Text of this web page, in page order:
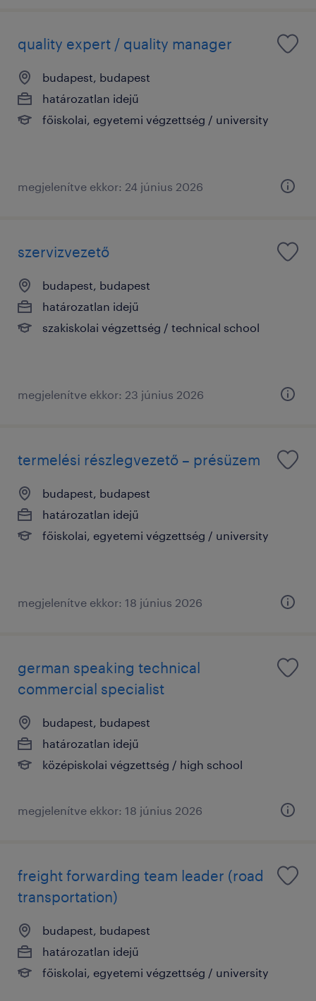
quality expert / quality manager
budapest, budapest
határozatlan idejű
főiskolai, egyetemi végzettség / university
megjelenítve ekkor: 24 június 2026
szervizvezető
budapest, budapest
határozatlan idejű
szakiskolai végzettség / technical school
megjelenítve ekkor: 23 június 2026
termelési részlegvezető – présüzem
budapest, budapest
határozatlan idejű
főiskolai, egyetemi végzettség / university
megjelenítve ekkor: 18 június 2026
german speaking technical
commercial specialist
budapest, budapest
határozatlan idejű
középiskolai végzettség / high school
megjelenítve ekkor: 18 június 2026
freight forwarding team leader (road
transportation)
budapest, budapest
határozatlan idejű
főiskolai, egyetemi végzettség / university